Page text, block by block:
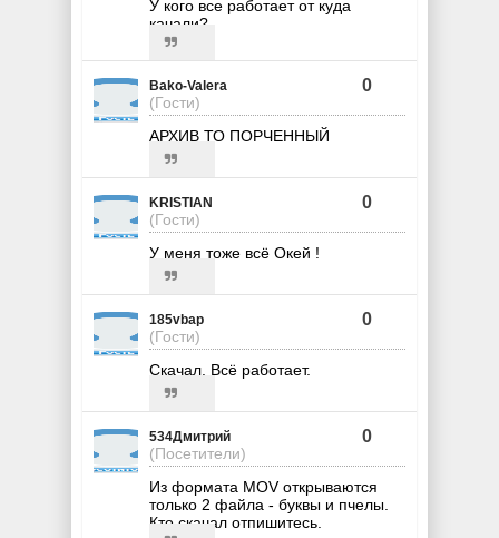
У кого все работает от куда
качали?
Bako-Valera
(Гости)
0
АРХИВ ТО ПОРЧЕННЫЙ
KRISTIAN
(Гости)
0
У меня тоже всё Oкей !
185vbap
(Гости)
0
Скачал. Всё работает.
534Дмитрий
(Посетители)
0
Из формата MOV открываются
только 2 файла - буквы и пчелы.
Кто скачал отпишитесь.